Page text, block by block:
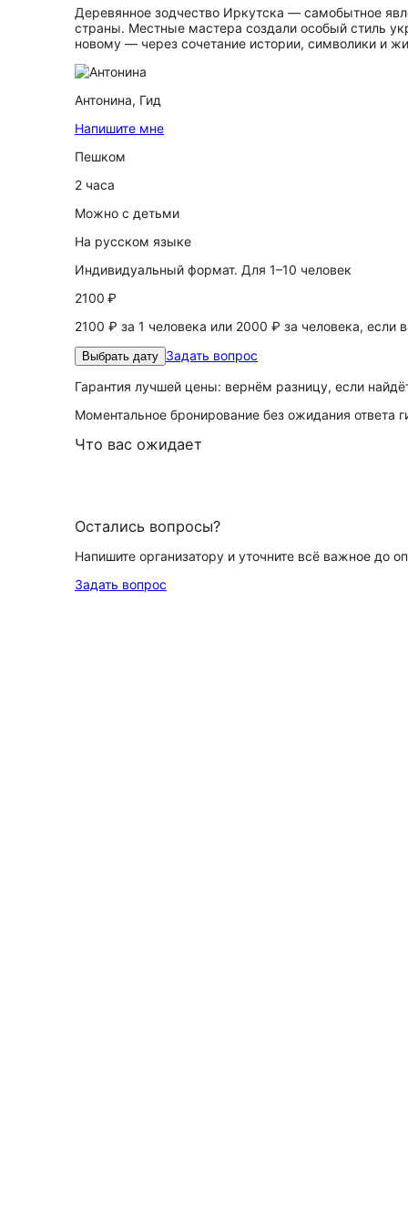
Деревянное зодчество Иркутска — самобытное
страны. Местные мастера создали особый стиль
новому — через сочетание истории, символики и
Антонина, Гид
Напишите мне
Пешком
2 часа
Можно с детьми
На русском языке
Индивидуальный формат. Для 1–10 человек
2100 ₽
2100 ₽ за 1 человека или 2000 ₽ за человека, если
Выбрать дату Задать вопрос
Гарантия лучшей цены: вернём разницу, если
Моментальное бронирование без ожидания ответа
Что вас ожидает
Остались вопросы?
Напишите организатору и уточните всё важное до
Задать вопрос